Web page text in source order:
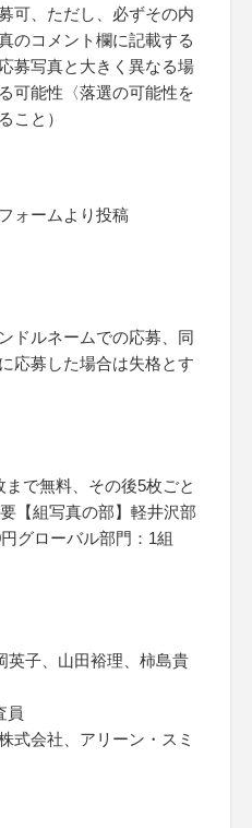
可、ただし、必ずその内
のコメント欄に記載する
募写真と大きく異なる場
可能性〈落選の可能性を
こと）
ォームより投稿
ドルネームでの応募、同
応募した場合は失格とす
で無料、その後5枚ごと
【組写真の部】軽井沢部
グローバル部門：1組
英子、山田裕理、柿島貴
員
式会社、アリーン・スミ